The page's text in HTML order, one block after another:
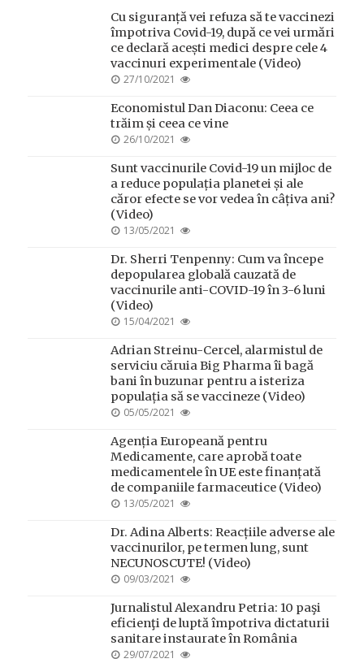
Cu siguranță vei refuza să te vaccinezi
împotriva Covid-19, după ce vei urmări
ce declară acești medici despre cele 4
vaccinuri experimentale (Video)
POSTED
27/10/2021
Economistul Dan Diaconu: Ceea ce
trăim și ceea ce vine
POSTED
26/10/2021
Sunt vaccinurile Covid-19 un mijloc de
a reduce populația planetei și ale
căror efecte se vor vedea în câțiva ani?
(Video)
POSTED
13/05/2021
Dr. Sherri Tenpenny: Cum va începe
depopularea globală cauzată de
vaccinurile anti-COVID-19 în 3-6 luni
(Video)
POSTED
15/04/2021
Adrian Streinu-Cercel, alarmistul de
serviciu căruia Big Pharma îi bagă
bani în buzunar pentru a isteriza
populația să se vaccineze (Video)
POSTED
05/05/2021
Agenția Europeană pentru
Medicamente, care aprobă toate
medicamentele în UE este finanțată
de companiile farmaceutice (Video)
POSTED
13/05/2021
Dr. Adina Alberts: Reacțiile adverse ale
vaccinurilor, pe termen lung, sunt
NECUNOSCUTE! (Video)
POSTED
09/03/2021
Jurnalistul Alexandru Petria: 10 paşi
eficienţi de luptă împotriva dictaturii
sanitare instaurate în România
POSTED
29/07/2021